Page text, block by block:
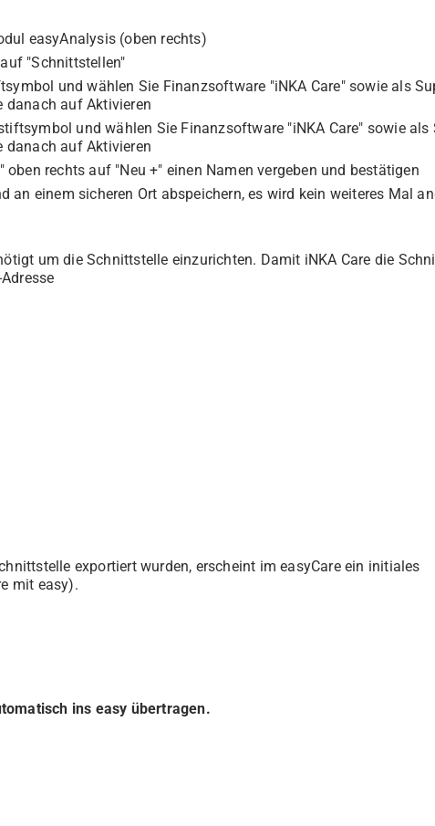
easyAnalysis (oben rechts)
"Schnittstellen"
und wählen Sie Finanzsoftware "iNKA Care" sowie als
danach auf Aktivieren
und wählen Sie Finanzsoftware "iNKA Care" sowie als
danach auf Aktivieren
rechts auf "Neu +" einen Namen vergeben und bestätigen
an einem sicheren Ort abspeichern, es wird kein weiteres Mal
um die Schnittstelle einzurichten. Damit iNKA Care die
exportiert wurden, erscheint im easyCare ein initiales
mit easy).
ins easy übertragen.